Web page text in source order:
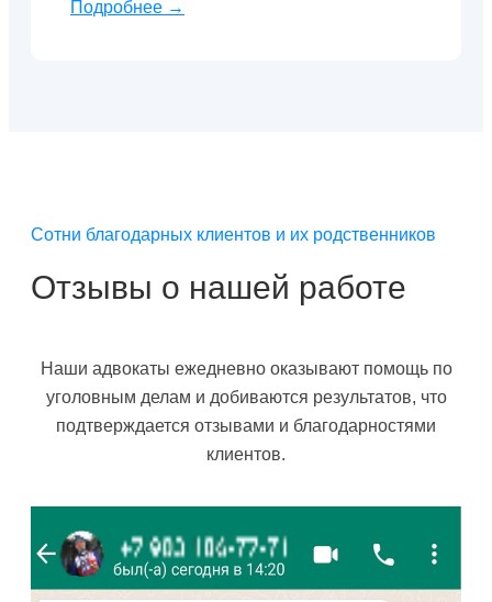
Подробнее →
Сотни благодарных клиентов и их родственников
Отзывы о нашей работе
Наши адвокаты ежедневно оказывают помощь по
уголовным делам и добиваются результатов, что
подтверждается отзывами и благодарностями
клиентов.